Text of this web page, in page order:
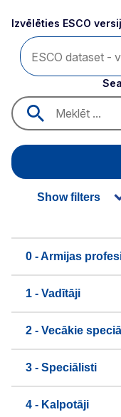
Izvēlēties ESCO
Show filters
0 - Armijas
1 - Vadītāji
2 - Vecākie
3 - Speciālisti
4 - Kalpotāji